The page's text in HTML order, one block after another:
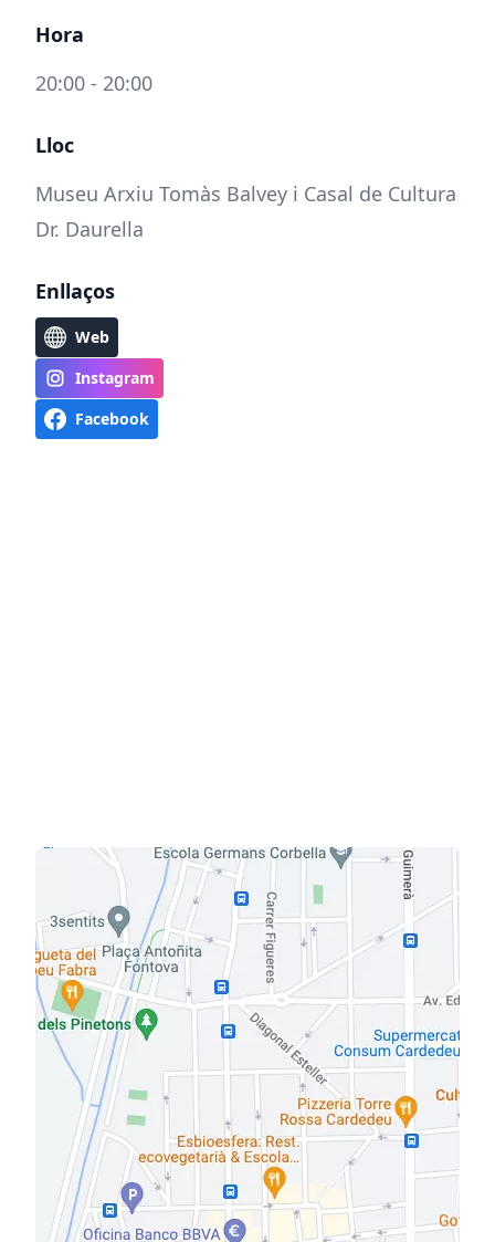
Hora
20:00 - 20:00
Lloc
Museu Arxiu Tomàs Balvey i Casal de Cultura
Dr. Daurella
Enllaços
Web
Instagram
Facebook